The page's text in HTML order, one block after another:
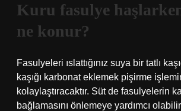
Kuru fasulye
ne konur?
Fasulyeleri ıslattığınız suya bir tatlı
kaşığı karbonat eklemek pişirme
kolaylaştıracaktır. Süt de fasulyelerin
bağlamasını önlemeye yardımcı